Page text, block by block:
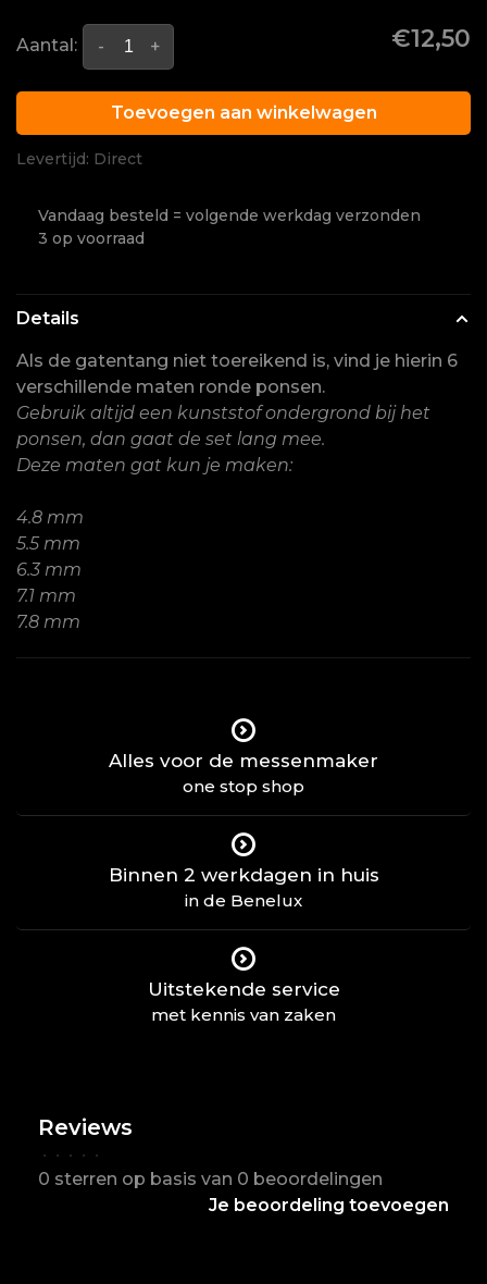
Aantal: +
- €12,50
Toevoegen aan winkelwagen
Levertijd: Direct
Vandaag besteld = volgende werkdag verzonden
3 op voorraad
Details
Als de gatentang niet toereikend is, vind je hierin 6
verschillende maten ronde ponsen.
Gebruik altijd een kunststof ondergrond bij het
ponsen, dan gaat de set lang mee.
Deze maten gat kun je maken:
4.8 mm
5.5 mm
6.3 mm
7.1 mm
7.8 mm
Alles voor de messenmaker
one stop shop
Binnen 2 werkdagen in huis
in de Benelux
Uitstekende service
met kennis van zaken
Reviews
• • • • •
0 sterren op basis van 0 beoordelingen
Je beoordeling toevoegen